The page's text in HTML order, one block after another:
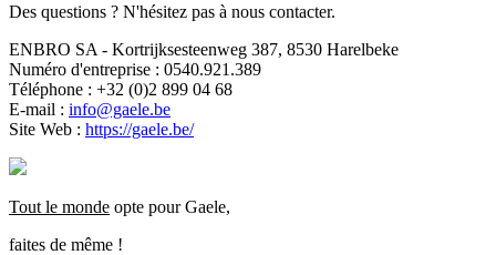
Des questions ? N'hésitez pas à nous contacter.
ENBRO SA - Kortrijksesteenweg 387, 8530 Harelbeke
Numéro d'entreprise : 0540.921.389
Téléphone : +32 (0)2 899 04 68
E-mail : info@gaele.be
Site Web : https://gaele.be/
Tout le monde opte pour Gaele,
faites de même !